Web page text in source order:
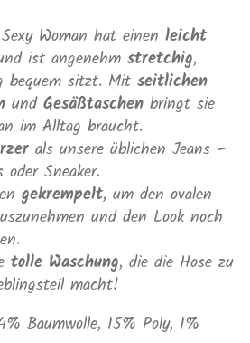
Woman hat einen leicht
ist angenehm stretchig,
bequem sitzt. Mit seitlichen
und Gesäßtaschen bringt sie
im Alltag braucht.
als unsere üblichen Jeans –
Sneaker.
gekrempelt, um den ovalen
und den Look noch
tolle Waschung, die die Hose zu
macht!
Baumwolle, 15% Poly, 1%